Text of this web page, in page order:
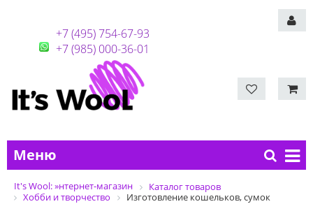
+7 (495) 754-67-93
+7 (985) 000-36-01
Меню
It's Wool: »нтернет-магазин
Каталог товаров
Хобби и творчество
Изготовление кошельков, сумок